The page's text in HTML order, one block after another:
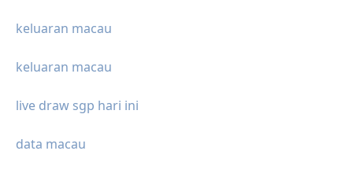
keluaran macau
keluaran macau
live draw sgp hari ini
data macau